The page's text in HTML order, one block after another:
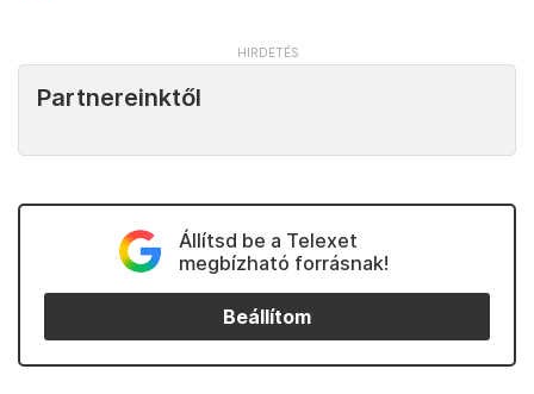
Partnereinktől
Állítsd be a Telexet
megbízható forrásnak!
Beállítom